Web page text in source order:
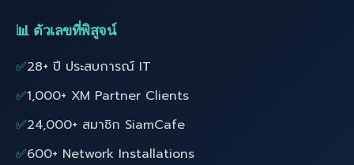
📊 ตัวเลขที่พิสูจน์
✅28+ ปี ประสบการณ์ IT
✅1,000+ XM Partner Clients
✅24,000+ สมาชิก SiamCafe
✅600+ Network Installations